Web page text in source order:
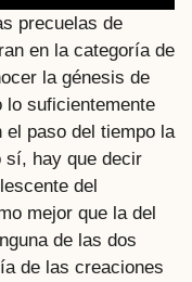
precuelas de
en la categoría de
la génesis de
lo suficientemente
el paso del tiempo la
sí, hay que decir
del
mejor que la del
de las dos
de las creaciones